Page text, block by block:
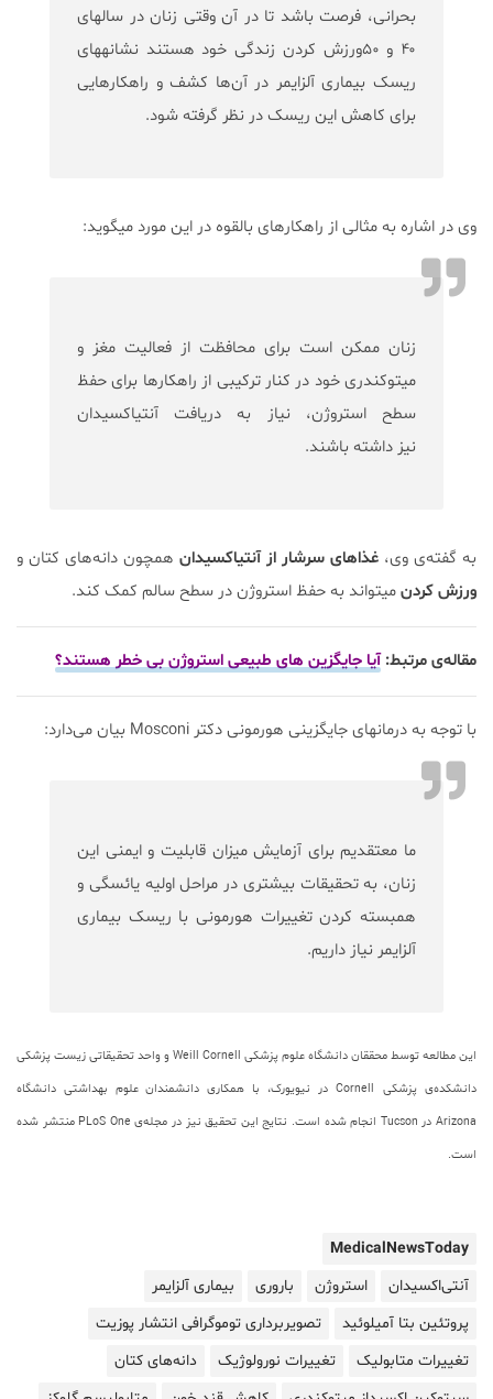
بحرانی، فرصت باشد تا در آن وقتی زنان در سال‎های
۴۰ و ۵۰ورزش کردن زندگی خود هستند نشانه‎های
ریسک بیماری آلزایمر در آن‌ها کشف و راهکارهایی
برای کاهش این ریسک در نظر گرفته شود.
وی در اشاره به مثالی از راهکارهای بالقوه در این مورد می‎گوید:
زنان ممکن است برای محافظت از فعالیت مغز و
میتوکندری خود در کنار ترکیبی از راهکارها برای حفظ
سطح استروژن، نیاز به دریافت آنتی‎اکسیدان
نیز داشته باشند.
به گفته‌ی وی، غذاهای سرشار از آنتی‎اکسیدان
همچون دانه‌های کتان و
ورزش کردنمی‎تواند به حفظ استروژن در سطح سالم کمک کند.
مقاله‌ی مرتبط:آیا جایگزین های طبیعی استروژن بی خطر هستند؟
با توجه به درمان‎های جایگزینی هورمونی دکتر Mosconi بیان می‌دارد:
ما معتقدیم برای آزمایش میزان قابلیت و ایمنی این
زنان، به تحقیقات بیشتری در مراحل اولیه یائسگی و
همبسته کردن تغییرات هورمونی با ریسک بیماری
آلزایمر نیاز داریم.
این مطالعه توسط محققان دانشگاه علوم پزشکی Weill Cornell و واحد تحقیقاتی زیست پزشکی
دانشکده‌ی پزشکی
Cornell در نیویورک، با همکاری دانشمندان علوم بهداشتی دانشگاه
Arizonaدر Tucson
انجام شده است. نتایج این تحقیق نیز در مجله‌ی PLoS One منتشر شده
است.
MedicalNewsToday
آنتی‌اکسیدان
استروژن باروری
بیماری آلزایمر
پروتئین بتا آمیلوئید
تصویربرداری توموگرافی انتشار پوزیت
تغییرات متابولیک
تغییرات نورولوژیک
دانه‌های کتان